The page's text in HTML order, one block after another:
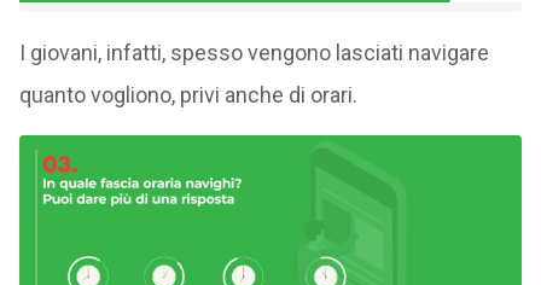
I giovani, infatti, spesso vengono lasciati navigare
quanto vogliono, privi anche di orari.